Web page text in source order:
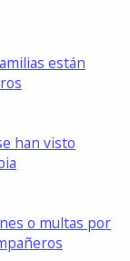
están
han visto
o multas por